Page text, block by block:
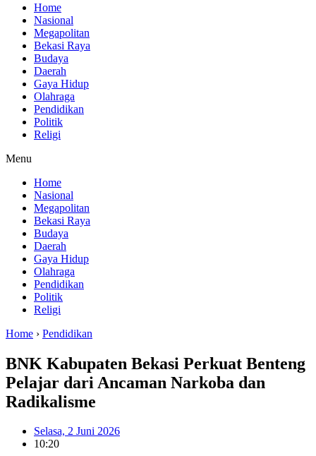
Home
Nasional
Megapolitan
Bekasi Raya
Budaya
Daerah
Gaya Hidup
Olahraga
Pendidikan
Politik
Religi
Menu
Home
Nasional
Megapolitan
Bekasi Raya
Budaya
Daerah
Gaya Hidup
Olahraga
Pendidikan
Politik
Religi
Home › Pendidikan
BNK Kabupaten Bekasi Perkuat Benteng
Pelajar dari Ancaman Narkoba dan
Radikalisme
Selasa, 2 Juni 2026
10:20